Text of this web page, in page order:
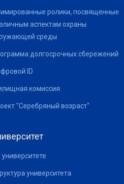
ролики, посвященные
аспектам охраны
среды
долгосрочных сбережений
ID
комиссия
"Серебряный возраст"
университета